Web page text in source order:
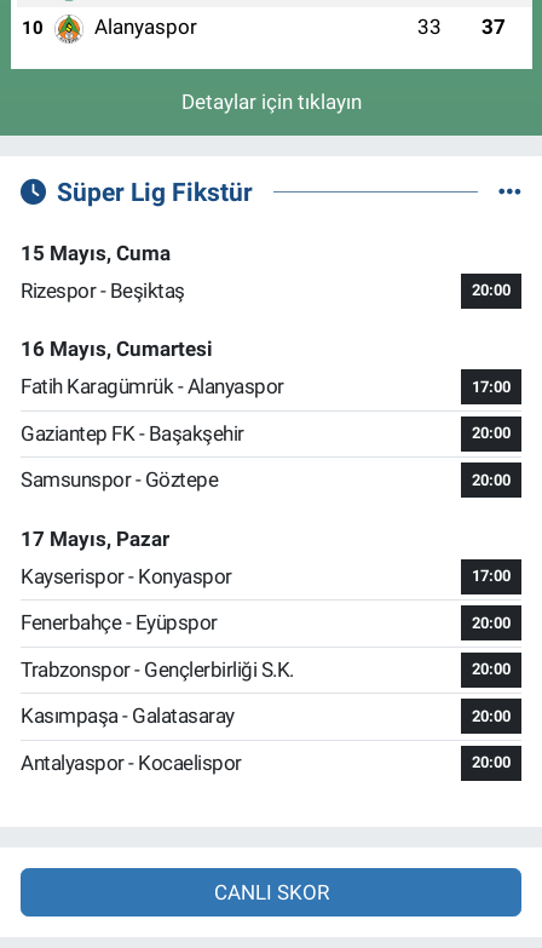
10 Alanyaspor 33 37
Detaylar için tıklayın
Süper Lig Fikstür
15 Mayıs, Cuma
Rizespor - Beşiktaş
20:00
16 Mayıs, Cumartesi
Fatih Karagümrük - Alanyaspor
17:00
Gaziantep FK - Başakşehir 20:00
Samsunspor - Göztepe 20:00
17 Mayıs, Pazar
Kayserispor - Konyaspor
17:00
Fenerbahçe - Eyüpspor 20:00
Trabzonspor - Gençlerbirliği S.K. 20:00
Kasımpaşa - Galatasaray 20:00
Antalyaspor - Kocaelispor 20:00
CANLI SKOR